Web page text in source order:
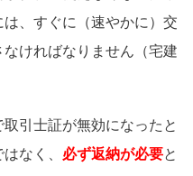
、すぐに（速やかに）交
ければなりません（宅建
引士証が無効になったと
なく、 必ず返納が必要と